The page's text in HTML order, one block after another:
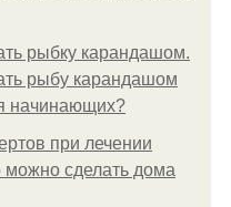
рыбку карандашом.
рыбу карандашом
начинающих?
при лечении
сделать дома